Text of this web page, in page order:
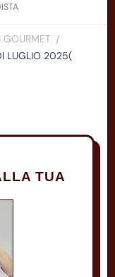
GOURMET /
LUGLIO 2025(
TUA